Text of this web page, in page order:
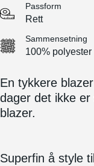
Passform
Rett
Sammensetning
100% polyester
En tykkere
dager det ikke
blazer.
Superfin å style